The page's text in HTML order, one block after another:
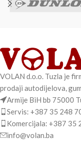
VOLAN d.o.o. Tuzla je
prodaji autodijelova,
Armije BiH bb 75000
Servis: +387 35 248
Komercijala: +387 35
info@volan.ba